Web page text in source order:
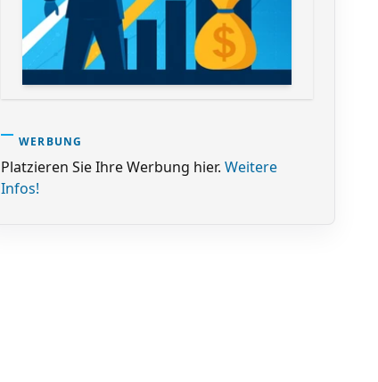
WERBUNG
Platzieren Sie Ihre Werbung hier. Weitere
Infos!